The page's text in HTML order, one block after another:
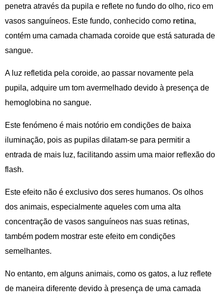
penetra através da pupila e reflete no fundo do olho, rico em
vasos sanguíneos. Este fundo, conhecido como retina,
contém uma camada chamada coroide que está saturada de
sangue.
A luz refletida pela coroide, ao passar novamente pela
pupila, adquire um tom avermelhado devido à presença de
hemoglobina no sangue.
Este fenómeno é mais notório em condições de baixa
iluminação, pois as pupilas dilatam-se para permitir a
entrada de mais luz, facilitando assim uma maior reflexão do
flash.
Este efeito não é exclusivo dos seres humanos. Os olhos
dos animais, especialmente aqueles com uma alta
concentração de vasos sanguíneos nas suas retinas,
também podem mostrar este efeito em condições
semelhantes.
No entanto, em alguns animais, como os gatos, a luz reflete
de maneira diferente devido à presença de uma camada